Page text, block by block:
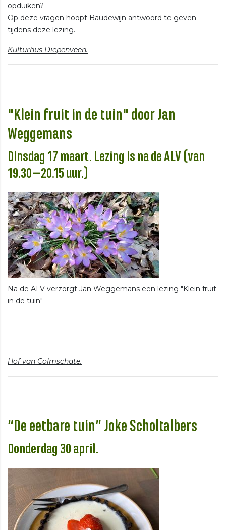
opduiken?
Op deze vragen hoopt Baudewijn antwoord te geven
tijdens deze lezing.
Kulturhus Diepenveen.
"Klein fruit in de tuin" door Jan
Weggemans
Dinsdag 17 maart. Lezing is na de ALV (van
19.30–20.15 uur.)
Na de ALV verzorgt Jan Weggemans een lezing "Klein fruit
in de tuin"
Hof van Colmschate.
“De eetbare tuin” Joke Scholtalbers
Donderdag 30 april.